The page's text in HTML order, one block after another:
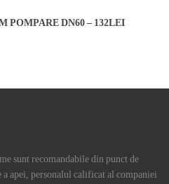
POMPARE DN60 – 132LEI
sunt recomandabile din punct de
apei, personalul calificat al companiei